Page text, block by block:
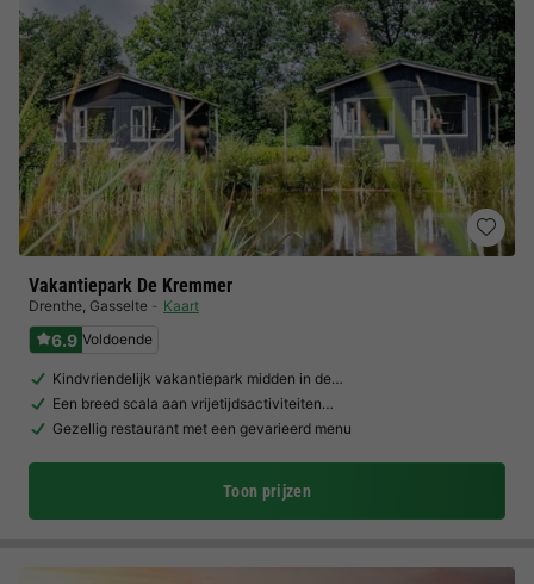
Vakantiepark De Kremmer
Drenthe, Gasselte Kaart
6.9 Voldoende
Kindvriendelijk vakantiepark midden in de…
Een breed scala aan vrijetijdsactiviteiten…
Gezellig restaurant met een gevarieerd menu
Toon prijzen